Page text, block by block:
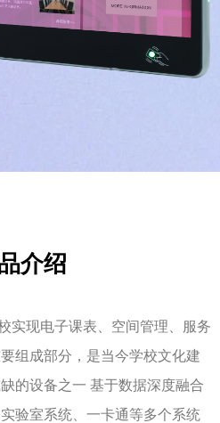
介绍
实现电子课表、空间管理、服务
组成部分，是当今学校文化建
的设备之一 基于数据深度融合
验室系统、一卡通等多个系统